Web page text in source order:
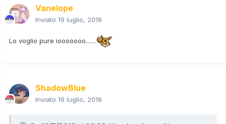
Vanelope
Inviato 19 luglio, 2018
Lo voglio pure iooooooo.......
ShadowBlue
Inviato 19 luglio, 2018